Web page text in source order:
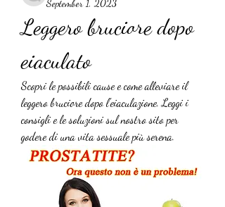
September 1, 2023
Leggero bruciore dopo
eiaculato
Scopri le possibili cause e come alleviare il
leggero bruciore dopo l'eiaculazione. Leggi i
consigli e le soluzioni sul nostro sito per
godere di una vita sessuale più serena.